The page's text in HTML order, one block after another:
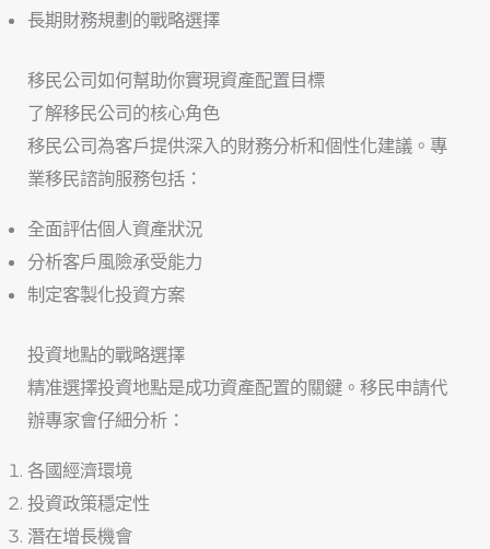
長期財務規劃的戰略選擇
移民公司如何幫助你實現資產配置目標
了解移民公司的核心角色
移民公司為客戶提供深入的財務分析和個性化建議。專
業移民諮詢服務包括：
全面評估個人資產狀況
分析客戶風險承受能力
制定客製化投資方案
投資地點的戰略選擇
精准選擇投資地點是成功資產配置的關鍵。移民申請代
辦專家會仔細分析：
各國經濟環境
投資政策穩定性
潛在增長機會